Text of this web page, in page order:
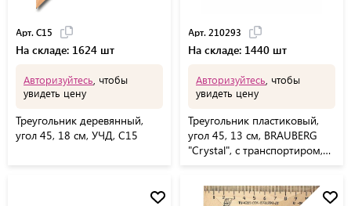
Арт. С15
На складе: 1624 шт
Авторизуйтесь , чтобы
увидеть цену
Треугольник деревянный,
угол 45, 18 см, УЧД, С15
Арт. 210293
На складе: 1440 шт
Авторизуйтесь , чтобы
увидеть цену
Треугольник пластиковый,
угол 45, 13 см, BRAUBERG
"Crystal", с транспортиром,